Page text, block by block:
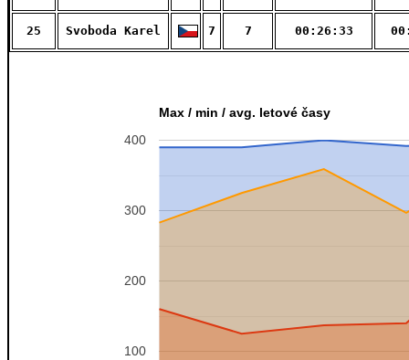
25 Svoboda Karel 7 7 00:26:33
Max / min / avg. letové časy
100
200
300
400